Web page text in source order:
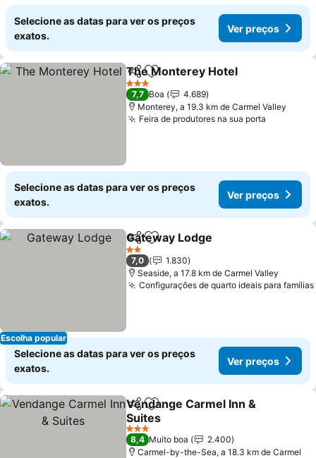
Selecione as datas para ver os preços
exatos.
Ver preços
PartilharAdicionar aos favoritos
The Monterey Hotel
3 Estrelas
7,7 Boa
4.689
Monterey, a 19.3 km de Carmel Valley
Feira de produtores na sua porta
Selecione as datas para ver os preços
exatos.
Ver preços
Escolha popular
PartilharAdicionar aos favoritos
Gateway Lodge
2 Estrelas
7,0
1.830
Seaside, a 17.8 km de Carmel Valley
Configurações de quarto ideais para famílias
Selecione as datas para ver os preços
exatos.
Ver preços
PartilharAdicionar aos favoritos
Vendange Carmel Inn &
Suites
3 Estrelas
8,4 Muito boa
2.400
Carmel-by-the-Sea, a 18.3 km de Carmel